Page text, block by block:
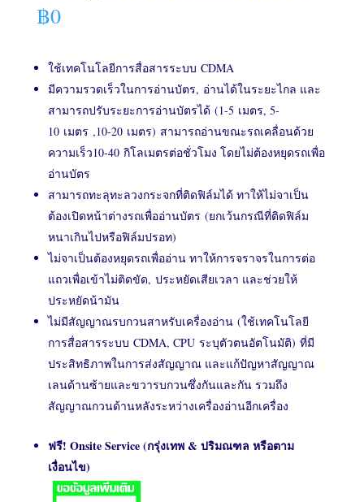
฿0
ใช้เทคโนโลยีการสื่อสารระบบ CDMA
มีความรวดเร็วในการอ่านบัตร, อ่านได้ในระยะไกล และ
สามารถปรับระยะการอ่านบัตรได้ (1-5 เมตร, 5-
10 เมตร ,10-20 เมตร) สามารถอ่านขณะรถเคลื่อนด้วย
ความเร็ว10-40 กิโลเมตรต่อชั่วโมง โดยไม่ต้องหยุดรถเพื่อ
อ่านบัตร
สามารถทะลุทะลวงกระจกที่ติดฟิล์มได้ ทาให้ไม่จาเป็น
ต้องเปิดหน้าต่างรถเพื่ออ่านบัตร (ยกเว้นกรณีที่ติดฟิล์ม
หนาเกินไปหรือฟิล์มปรอท)
ไม่จาเป็นต้องหยุดรถเพื่ออ่าน ทาให้การจราจรในการต่อ
แถวเพื่อเข้าไม่ติดขัด, ประหยัดเสียเวลา และช่วยให้
ประหยัดน้ามัน
ไม่มีสัญญาณรบกวนสาหรับเครื่องอ่าน (ใช้เทคโนโลยี
การสื่อสารระบบ CDMA, CPU ระบุตัวตนอัตโนมัติ) ที่มี
ประสิทธิภาพในการส่งสัญญาณ และแก้ปัญหาสัญญาณ
เลนด้านซ้ายและขวารบกวนซึ่งกันและกัน รวมถึง
สัญญาณกวนด้านหลังระหว่างเครื่องอ่านอีกเครื่อง
ฟรี! Onsite Service (กรุ่งเทพ & ปริมณฑล หรือตาม
เงื่อนไข)